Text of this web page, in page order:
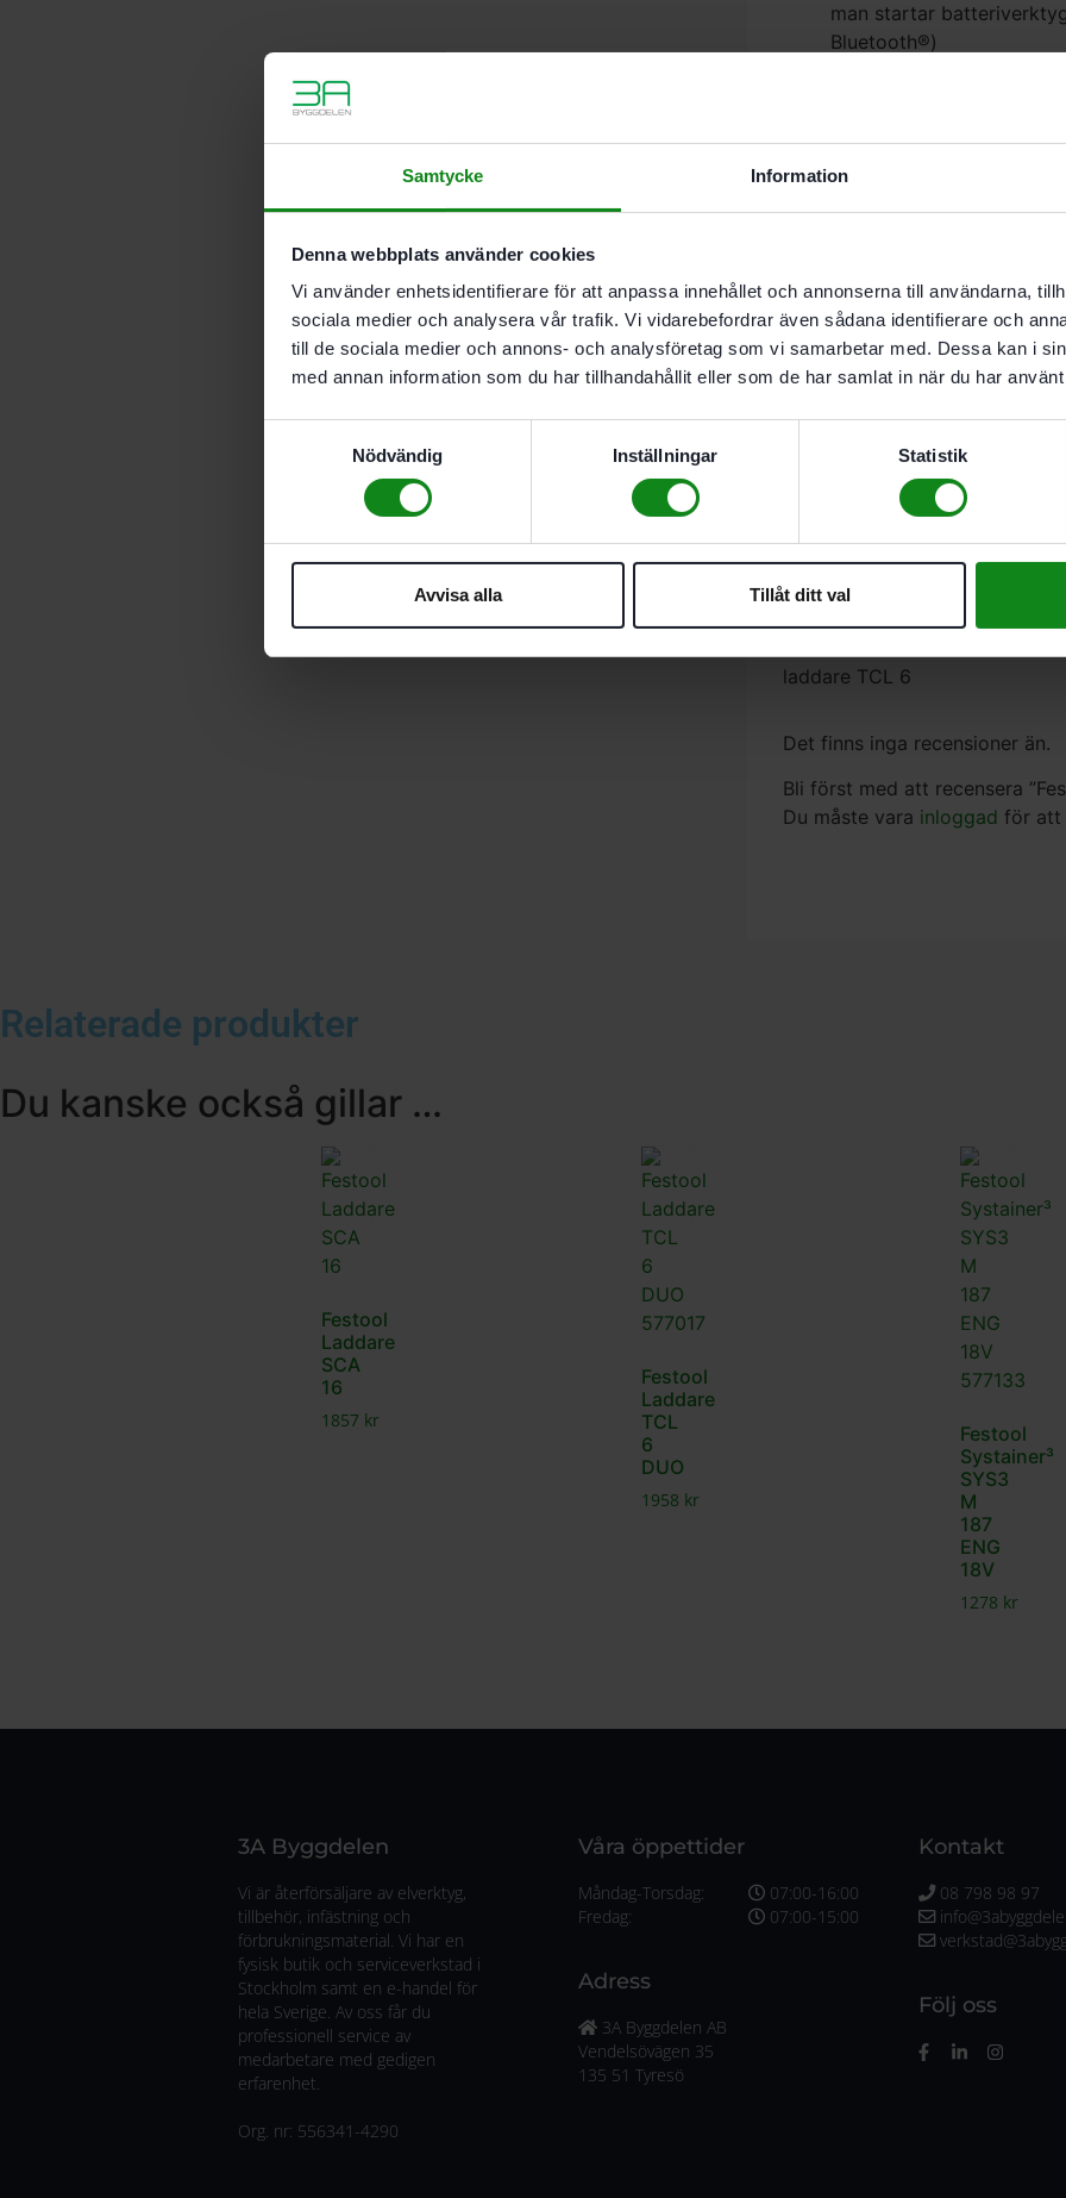
Samtycke Information
Denna webbplats använder cookies
Vi använder enhetsidentifierare för att anpassa innehållet och annonserna till användarna,
sociala medier och analysera vår trafik. Vi vidarebefordrar även sådana identifierare och
till de sociala medier och annons- och analysföretag som vi samarbetar med. Dessa kan i
med annan information som du har tillhandahållit eller som de har samlat in när du har
Nödvändig
Inställningar Statistik
Avvisa alla Tillåt ditt val
man startar
Bluetooth®)
Säkert: Ramen av
maskinen ligger säkert
Smart utökning: Med
Bluetooth®-funktion får
detaljerad indikering av
eller laddningscykler
Arbeta bekvämare: 4,0
Full effekt: tabless-
uppgifter
Kortare laddningscykler:
användning tack vare
Långlivade: den låga
batteriernas livslängd
Varmt eller kallt:
Snabb laddning: kan
laddaren SCA 16. Det
laddningen
lev.omfattning:
laddare TCL 6
Det finns inga recensioner än.
Bli först med att recensera
Du måste vara inloggad för att
Relaterade produkter
Du kanske också gillar …
Festool
Laddare
SCA
16
1857 kr
Festool
Laddare
TCL
6
DUO
1958 kr
Festool
Systainer³
SYS3
M
187
ENG
18V
1278 kr
3A Byggdelen
Vi är återförsäljare av elverktyg,
tillbehör, infästning och
förbrukningsmaterial. Vi har en
fysisk butik och serviceverkstad i
Stockholm samt en e-handel för
hela Sverige. Av oss får du
professionell service av
medarbetare med gedigen
erfarenhet.
Org. nr: 556341-4290
Våra öppettider
Måndag-Torsdag:
Fredag:
07:00-16:00
07:00-15:00
Adress
3A Byggdelen AB
Vendelsövägen 35
135 51 Tyresö
Kontakt
08 798 98 97
Följ oss